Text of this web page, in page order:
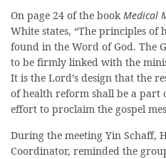
On page 24 of the bookMedical
White states, “The principles of
found in the Word of God. The
to be firmly linked with the
It is the Lord’s design that the
of health reform shall be a part
effort to proclaim the gospel
During the meeting Yin Schaff,
Coordinator, reminded the